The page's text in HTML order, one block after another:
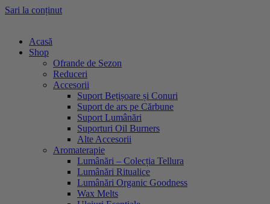
Sari la conținut
Acasă
Shop
Ofrande de Sezon
Reduceri
Accesorii
Suport Bețișoare și Conuri
Suport de ars pe Cărbune
Suport Lumânări
Suporturi Oil Burners
Alte Accesorii
Aromaterapie
Lumânări – Colecția Tellura
Lumânări Ritualice
Lumânări Organic Goodness
Wax Melts